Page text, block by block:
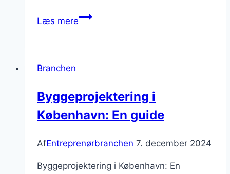
Læs mereModerne
Branchen
Byggeprojektering i
København: En guide
AfEntreprenørbranchen 7. december 2024
Byggeprojektering i København: En